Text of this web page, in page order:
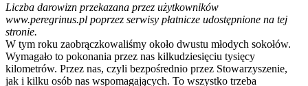
Liczba darowizn przekazana przez użytkowników
www.peregrinus.pl poprzez serwisy płatnicze udostępnione na tej
stronie.
W tym roku zaobrączkowaliśmy około dwustu młodych sokołów.
Wymagało to pokonania przez nas kilkudziesięciu tysięcy
kilometrów. Przez nas, czyli bezpośrednio przez Stowarzyszenie,
jak i kilku osób nas wspomagających. To wszystko trzeba